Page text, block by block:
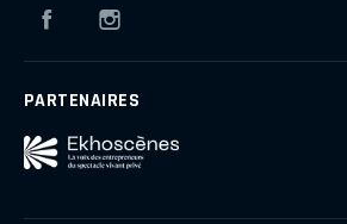
Facebook
PARTENAIRES